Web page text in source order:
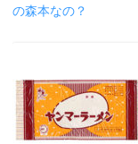
の森本なの？